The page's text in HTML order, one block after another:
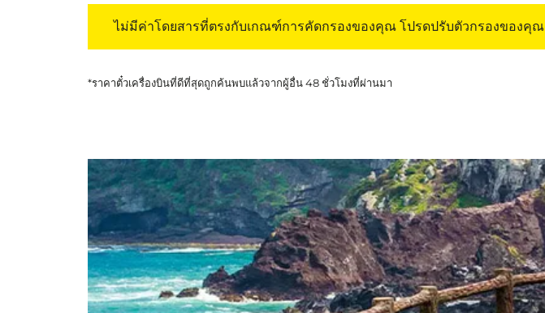
ไม่มีค่าโดยสารที่ตรงกับเกณฑ์การคัดกรองของคุณ โปรดปรับตัวกรองของคุณ
*ราคาตั๋วเครื่องบินที่ดีที่สุดถูกค้นพบแล้วจากผู้อื่น 48 ชั่วโมงที่ผ่านมา